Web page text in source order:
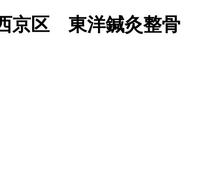
京区 東洋鍼灸整骨